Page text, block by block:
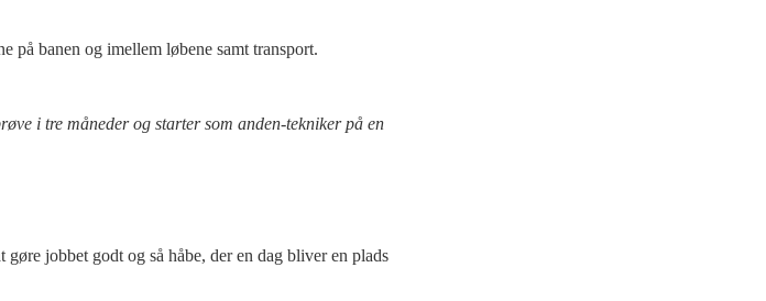
på banen og imellem løbene samt transport.
i tre måneder og starter som anden-tekniker på en
jobbet godt og så håbe, der en dag bliver en plads